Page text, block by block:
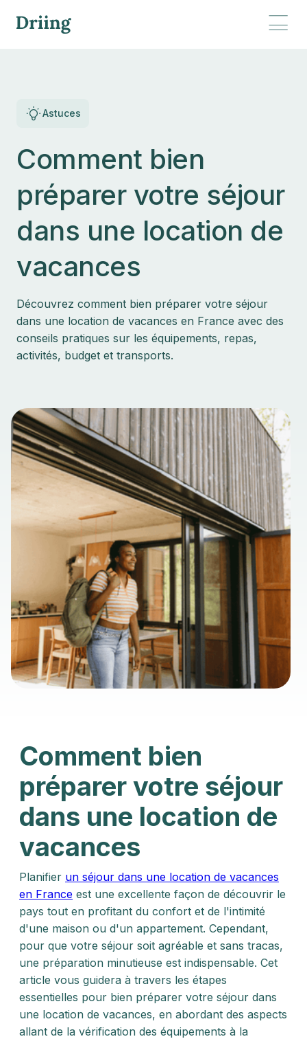
Astuces
Comment bien
préparer votre séjour
dans une location de
vacances
Découvrez comment bien préparer votre séjour
dans une location de vacances en France avec des
conseils pratiques sur les équipements, repas,
activités, budget et transports.
Comment bien
préparer votre séjour
dans une location de
vacances
Planifier un séjour dans une location de vacances
en France est une excellente façon de découvrir le
pays tout en profitant du confort et de l'intimité
d'une maison ou d'un appartement. Cependant,
pour que votre séjour soit agréable et sans tracas,
une préparation minutieuse est indispensable. Cet
article vous guidera à travers les étapes
essentielles pour bien préparer votre séjour dans
une location de vacances, en abordant des aspects
allant de la vérification des équipements à la